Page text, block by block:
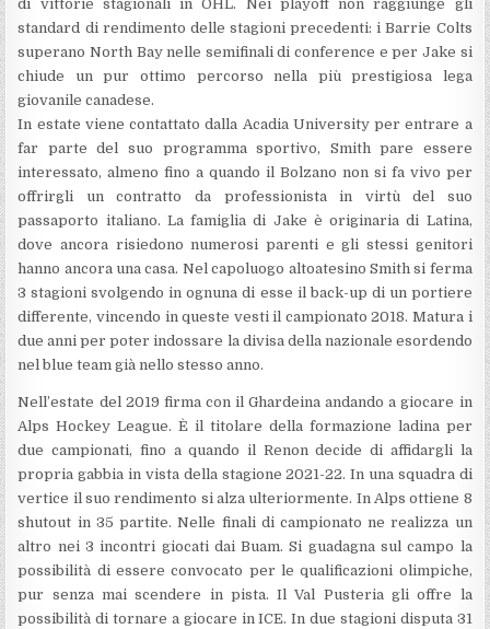
di vittorie stagionali in OHL. Nei playoff non raggiunge gli
standard di rendimento delle stagioni precedenti: i Barrie Colts
superano North Bay nelle semifinali di conference e per Jake si
chiude un pur ottimo percorso nella più prestigiosa lega
giovanile canadese.
In estate viene contattato dalla Acadia University per entrare a
far parte del suo programma sportivo, Smith pare essere
interessato, almeno fino a quando il Bolzano non si fa vivo per
offrirgli un contratto da professionista in virtù del suo
passaporto italiano. La famiglia di Jake è originaria di Latina,
dove ancora risiedono numerosi parenti e gli stessi genitori
hanno ancora una casa. Nel capoluogo altoatesino Smith si ferma
3 stagioni svolgendo in ognuna di esse il back-up di un portiere
differente, vincendo in queste vesti il campionato 2018. Matura i
due anni per poter indossare la divisa della nazionale esordendo
nel blue team già nello stesso anno.
Nell’estate del 2019 firma con il Ghardeina andando a giocare in
Alps Hockey League. È il titolare della formazione ladina per
due campionati, fino a quando il Renon decide di affidargli la
propria gabbia in vista della stagione 2021-22. In una squadra di
vertice il suo rendimento si alza ulteriormente. In Alps ottiene 8
shutout in 35 partite. Nelle finali di campionato ne realizza un
altro nei 3 incontri giocati dai Buam. Si guadagna sul campo la
possibilità di essere convocato per le qualificazioni olimpiche,
pur senza mai scendere in pista. Il Val Pusteria gli offre la
possibilità di tornare a giocare in ICE. In due stagioni disputa 31